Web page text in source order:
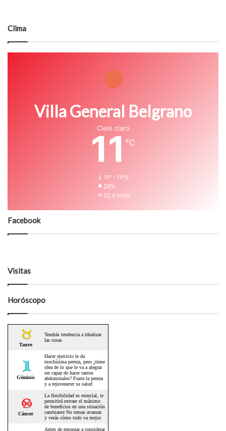
Clima
Villa General Belgrano
Cielo claro
11 ℃
11º - 11º%
28%
32.6 km/h
Facebook
Visitas
Horóscopo